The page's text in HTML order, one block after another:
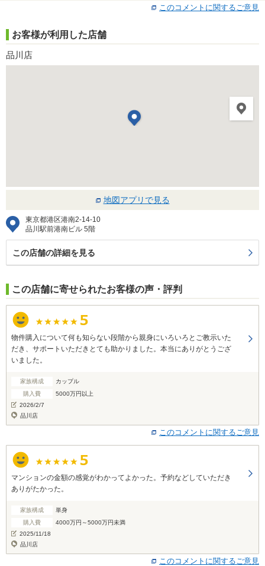
このコメントに関するご意見
お客様が利用した店舗
品川店
地図アプリで見る
東京都港区港南2-14-10
品川駅前港南ビル 5階
この店舗の詳細を見る
この店舗に寄せられたお客様の声・評判
物件購入について何も知らない段階から親身にいろいろとご教示いた
だき、サポートいただきとても助かりました。本当にありがとうござ
いました。
家族構成
カップル
購入費
5000万円以上
2026/2/7
品川店
このコメントに関するご意見
マンションの金額の感覚がわかってよかった。予約などしていただき
ありがたかった。
家族構成
単身
購入費
4000万円～5000万円未満
2025/11/18
品川店
このコメントに関するご意見